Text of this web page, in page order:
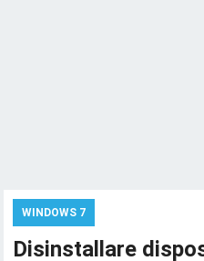
WINDOWS 7
Disinstallare